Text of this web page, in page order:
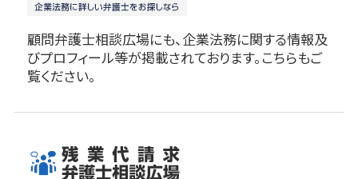
顧問弁護士相談広場にも、企業法務に関する情報及
びプロフィール等が掲載されております。こちらもご
覧ください。